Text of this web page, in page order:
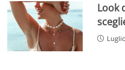
Look